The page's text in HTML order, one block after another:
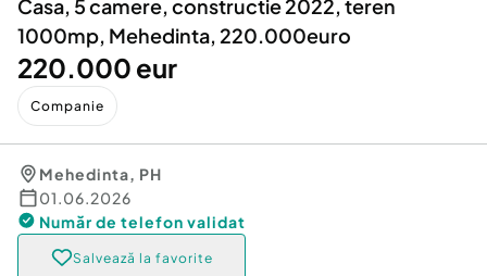
Casa, 5 camere, constructie 2022, teren
1000mp, Mehedinta, 220.000euro
220.000 eur
Companie
Mehedinta, PH
01.06.2026
Număr de telefon validat
Salvează la favorite